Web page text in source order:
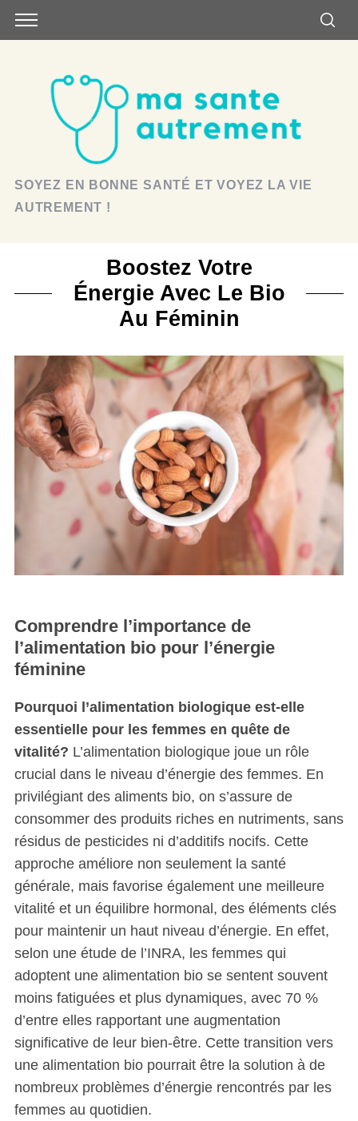
SOYEZ EN BONNE SANTÉ ET VOYEZ LA VIE
AUTREMENT !
Boostez Votre
Énergie Avec Le Bio
Au Féminin
Comprendre l’importance de
l’alimentation bio pour l’énergie
féminine
Pourquoi l’alimentation biologique est-elle
essentielle pour les femmes en quête de
vitalité? L’alimentation biologique joue un rôle
crucial dans le niveau d’énergie des femmes. En
privilégiant des aliments bio, on s’assure de
consommer des produits riches en nutriments, sans
résidus de pesticides ni d’additifs nocifs. Cette
approche améliore non seulement la santé
générale, mais favorise également une meilleure
vitalité et un équilibre hormonal, des éléments clés
pour maintenir un haut niveau d’énergie. En effet,
selon une étude de l’INRA, les femmes qui
adoptent une alimentation bio se sentent souvent
moins fatiguées et plus dynamiques, avec 70 %
d’entre elles rapportant une augmentation
significative de leur bien-être. Cette transition vers
une alimentation bio pourrait être la solution à de
nombreux problèmes d’énergie rencontrés par les
femmes au quotidien.